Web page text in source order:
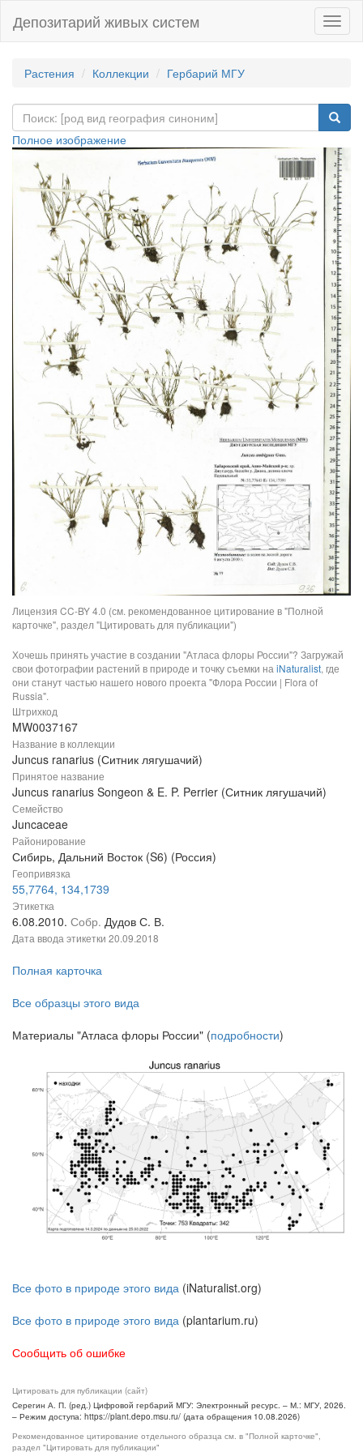
Депозитарий живых систем
Растения Коллекции Гербарий МГУ
Полное изображение
Лицензия CC-BY 4.0 (см. рекомендованное цитирование в "Полной
карточке", раздел "Цитировать для публикации")
Хочешь принять участие в создании "Атласа флоры России"? Загружай
свои фотографии растений в природе и точку съемки на iNaturalist, где
они станут частью нашего нового проекта "Флора России | Flora of
Russia".
Штрихкод
MW0037167
Название в коллекции
Juncus ranarius (Ситник лягушачий)
Принятое название
Juncus ranarius Songeon & E. P. Perrier (Ситник лягушачий)
Семейство
Juncaceae
Районирование
Сибирь, Дальний Восток (S6) (Россия)
Геопривязка
55,7764, 134,1739
Этикетка
6.08.2010. Собр. Дудов С. В.
Дата ввода этикетки 20.09.2018
Полная карточка
Все образцы этого вида
Материалы "Атласа флоры России" (подробности)
Все фото в природе этого вида (iNaturalist.org)
Все фото в природе этого вида (plantarium.ru)
Сообщить об ошибке
Цитировать для публикации (сайт)
Серегин А. П. (ред.) Цифровой гербарий МГУ: Электронный ресурс. – М.: МГУ, 2026.
– Режим доступа: https://plant.depo.msu.ru/ (дата обращения 10.08.2026)
Рекомендованное цитирование отдельного образца см. в "Полной карточке",
раздел "Цитировать для публикации"